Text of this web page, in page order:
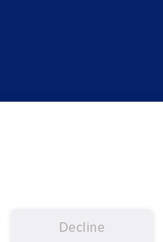
Decline